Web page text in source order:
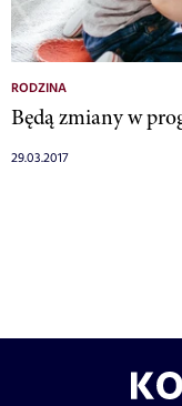
RODZINA
Będą zmiany w
29.03.2017